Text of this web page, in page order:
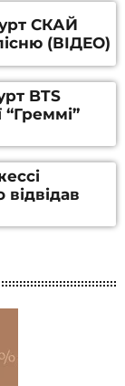
СКАЙ
(ВІДЕО)
BTS